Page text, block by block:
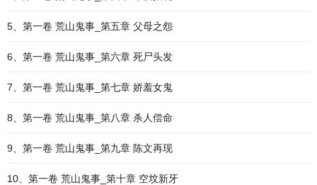
5、第一卷 荒山鬼事_第五章 父母之怨
6、第一卷 荒山鬼事_第六章 死尸头发
7、第一卷 荒山鬼事_第七章 娇羞女鬼
8、第一卷 荒山鬼事_第八章 杀人偿命
9、第一卷 荒山鬼事_第九章 陈文再现
10、第一卷 荒山鬼事_第十章 空坟新牙